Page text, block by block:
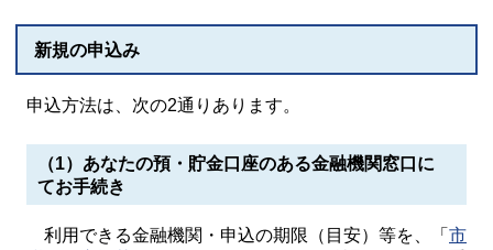
新規の申込み
申込方法は、次の2通りあります。
（1）あなたの預・貯金口座のある金融機関窓口に
てお手続き
利用できる金融機関・申込の期限（目安）等を、「 市